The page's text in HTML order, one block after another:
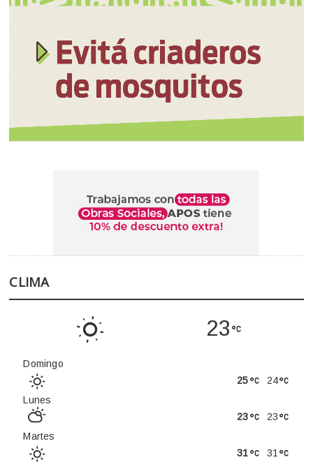
CLIMA
23
Domingo
24
25
Lunes
23
23
Martes
31
31